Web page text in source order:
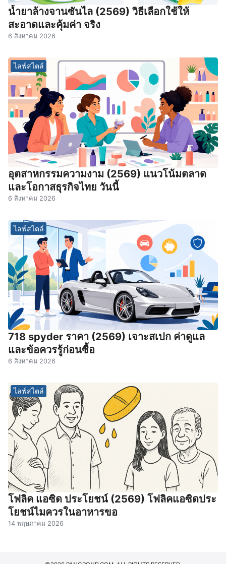
น้ำยาล้างจานซันไล (2569) วิธีเลือกใช้ให้
สะอาดและคุ้มค่า จริง
6 สิงหาคม 2026
ไลฟ์สไตล์
อุตสาหกรรมความงาม (2569) แนวโน้มตลาด
และโอกาสธุรกิจไทย วันนี้
6 สิงหาคม 2026
ไลฟ์สไตล์
718 spyder ราคา (2569) เจาะสเปก ค่าดูแล
และข้อควรรู้ก่อนซื้อ
6 สิงหาคม 2026
ไลฟ์สไตล์
โฟลิค แอซิด ประโยชน์ (2569) โฟลิคแอซิดประ
โยชน์ไมควรในอาหารขอ
14 พฤษภาคม 2026